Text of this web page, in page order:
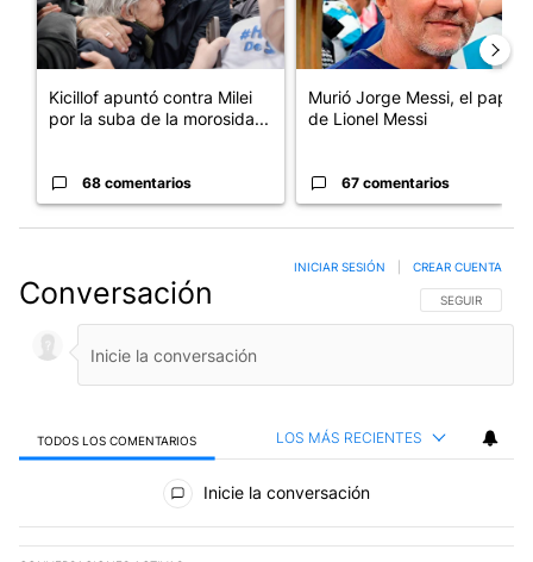
Kicillof apuntó contra Milei
por la suba de la morosida...
68 comentarios
Murió Jorge Messi, el papá
de Lionel Messi
67 comentarios
Conversación SIGA ESTA
SEGUIR
INICIAR SESIÓN CREAR CUENTA
TODOS LOS COMENTARIOS LOS MÁS RECIENTES
Todos los comentarios
Inicie la conversación